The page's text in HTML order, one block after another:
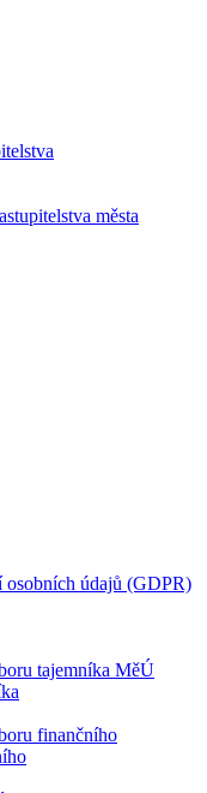
města
osobních údajů (GDPR)
tajemníka MěÚ
finančního